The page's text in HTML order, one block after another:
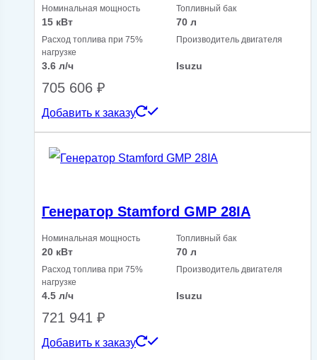
Номинальная мощность
15 кВт
Топливный бак
70 л
Расход топлива при 75%
нагрузке
3.6 л/ч
Производитель двигателя
Isuzu
705 606 ₽
Добавить к заказу
Генератор Stamford GMP 28IA
Номинальная мощность
20 кВт
Топливный бак
70 л
Расход топлива при 75%
нагрузке
4.5 л/ч
Производитель двигателя
Isuzu
721 941 ₽
Добавить к заказу